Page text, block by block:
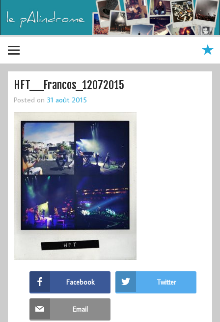
HFT__Francos_12072015
Posted on 31 août 2015
Facebook Twitter
Email